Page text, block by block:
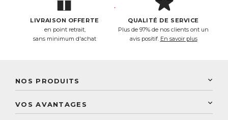
LIVRAISON OFFERTE
en point retrait,
sans minimum d'achat
QUALITÉ DE SERVICE
Plus de 97% de nos clients ont un
avis positif. En savoir plus
NOS PRODUITS
VOS AVANTAGES